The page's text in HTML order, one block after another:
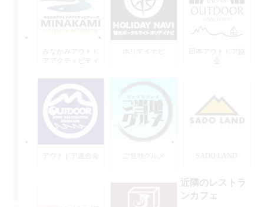
みなかみアウトド
アアクティビティ
ホリデイナビ
日本アウトドア協
会
アウトドア連合会 ご当地グルメ SADO LAND
近隣のレストラ
ンカフェ